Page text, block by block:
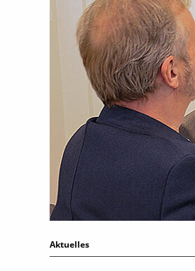
Aktuelles